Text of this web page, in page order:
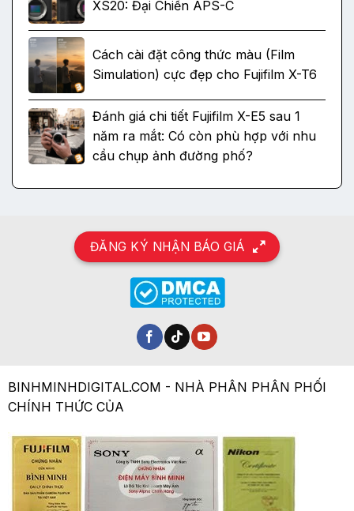
XS20: Đại Chiến APS-C
Cách cài đặt công thức màu (Film
Simulation) cực đẹp cho Fujifilm X-T6
Đánh giá chi tiết Fujifilm X-E5 sau 1
năm ra mắt: Có còn phù hợp với nhu
cầu chụp ảnh đường phố?
ĐĂNG KÝ NHẬN BÁO GIÁ
BINHMINHDIGITAL.COM - NHÀ PHÂN PHÂN PHỐI
CHÍNH THỨC CỦA